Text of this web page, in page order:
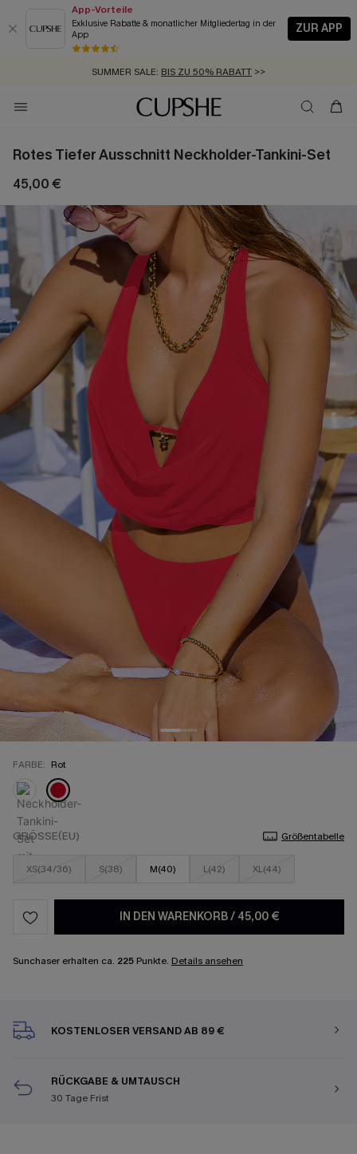
App-Vorteile
Exklusive Rabatte & monatlicher Mitgliedertag in der
App
ZUR APP
GRATIS MASSBAND MIT JEDEM SCHNELLVERSAND-ARTIKEL >>
SUMMER SALE: BIS ZU 50% RABATT >>
ZUM NEWSLETTER:BIS ZU -20% EXTRA ERHALTEN
KOSTENLOSER VERSAND AB 89 €
Rotes Tiefer Ausschnitt Neckholder-Tankini-Set
45,00 €
FARBE: Rot
GRÖSSE(EU) Größentabelle
XS(34/36) S(38) M(40) L(42) XL(44)
IN DEN WARENKORB/ 45,00 €
Sunchaser erhalten ca. 225 Punkte. Details ansehen
KOSTENLOSER VERSAND AB 89 €
RÜCKGABE & UMTAUSCH
30 Tage Frist